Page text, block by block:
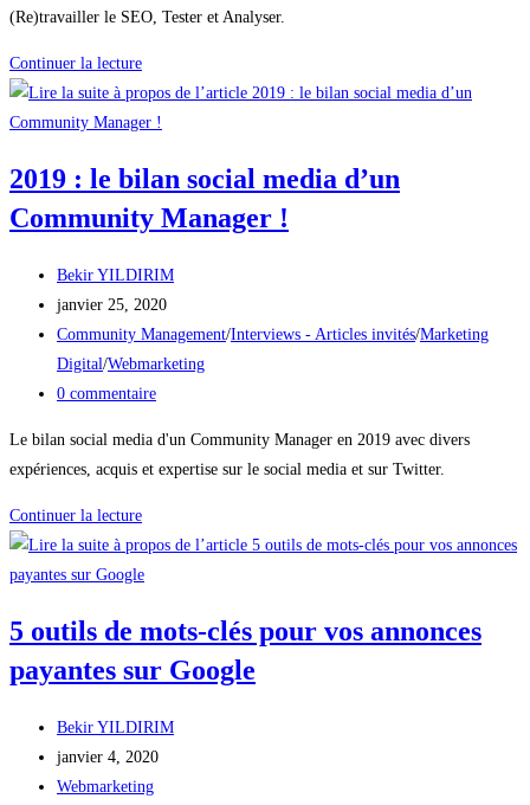
(Re)travailler le SEO, Tester et Analyser.
Continuer la lecture8
conseils
pour
la
refonte
de
son
site
web
2019 : le bilan social media d’un
Community Manager !
Auteur/autrice
de
la
publication :
Bekir YILDIRIM
Publication
publiée :
janvier 25, 2020
Post
category:
Community Management/Interviews - Articles invités/Marketing
Digital/Webmarketing
Commentaires
publication :
0 commentaire
Le bilan social media d'un Community Manager en 2019 avec divers
expériences, acquis et expertise sur le social media et sur Twitter.
Continuer la lecture2019
:
le
social
media
Community
Manager
!
5 outils de mots-clés pour vos annonces
payantes sur Google
Auteur/autrice
de
la
Bekir YILDIRIM
Publication
publiée :
janvier 4, 2020
Post
Webmarketing